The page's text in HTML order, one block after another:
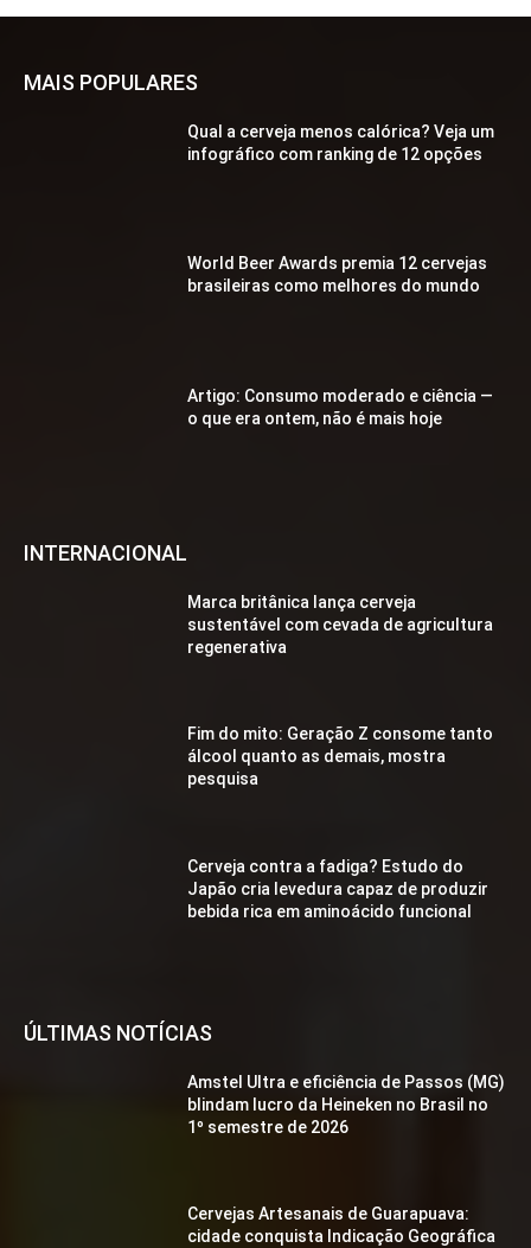
MAIS POPULARES
Qual a cerveja menos calórica? Veja um
infográfico com ranking de 12 opções
World Beer Awards premia 12 cervejas
brasileiras como melhores do mundo
Artigo: Consumo moderado e ciência —
o que era ontem, não é mais hoje
INTERNACIONAL
Marca britânica lança cerveja
sustentável com cevada de agricultura
regenerativa
Fim do mito: Geração Z consome tanto
álcool quanto as demais, mostra
pesquisa
Cerveja contra a fadiga? Estudo do
Japão cria levedura capaz de produzir
bebida rica em aminoácido funcional
ÚLTIMAS NOTÍCIAS
Amstel Ultra e eficiência de Passos (MG)
blindam lucro da Heineken no Brasil no
1º semestre de 2026
Cervejas Artesanais de Guarapuava:
cidade conquista Indicação Geográfica